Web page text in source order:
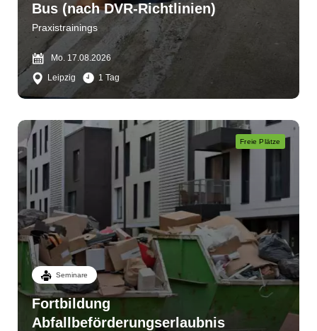
Bus (nach DVR-Richtlinien)
Praxistrainings
Mo. 17.08.2026
Leipzig
1 Tag
Freie Plätze
Seminare
Fortbildung
Abfallbeförderungserlaubnis